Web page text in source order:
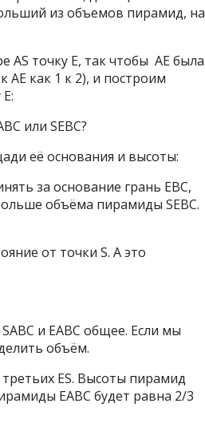
из объемов пирамид, на
точку Е, так чтобы AE была
AE как 1 к 2), и построим
или SEBC?
её основания и высоты:
за основание грань ЕВС,
объёма пирамиды SEBC.
от точки S. А это
и ЕАВС общее. Если мы
объём.
ES. Высоты пирамид
ЕАВС будет равна 2/3